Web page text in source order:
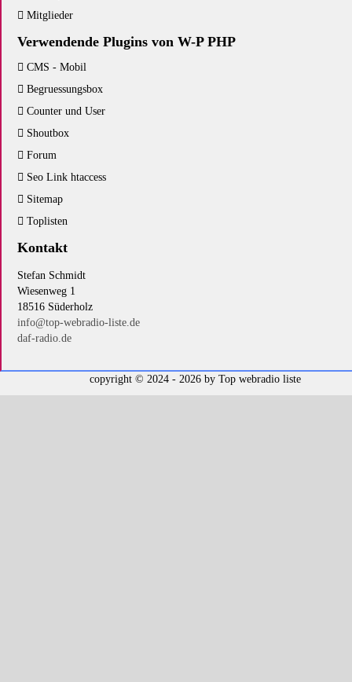
Mitglieder
Verwendende Plugins von W-P PHP
CMS - Mobil
Begruessungsbox
Counter und User
Shoutbox
Forum
Seo Link htaccess
Sitemap
Toplisten
Kontakt
Stefan Schmidt
Wiesenweg 1
18516 Süderholz
info@top-webradio-liste.de
daf-radio.de
copyright © 2024 - 2026 by Top webradio liste